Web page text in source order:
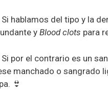
Si hablamos del tipo y la
y Blood clots para
Si por el contrario es un
manchado o sangrado
👙